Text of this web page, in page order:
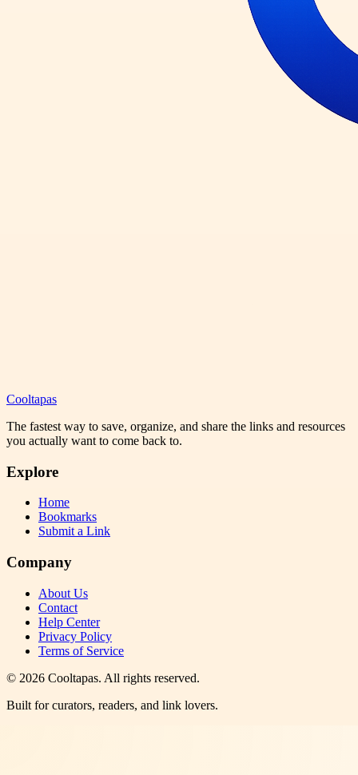
Cooltapas
The fastest way to save, organize, and share the links and resources
you actually want to come back to.
Explore
Home
Bookmarks
Submit a Link
Company
About Us
Contact
Help Center
Privacy Policy
Terms of Service
© 2026 Cooltapas. All rights reserved.
Built for curators, readers, and link lovers.